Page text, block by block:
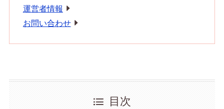
運営者情報
お問い合わせ
目次